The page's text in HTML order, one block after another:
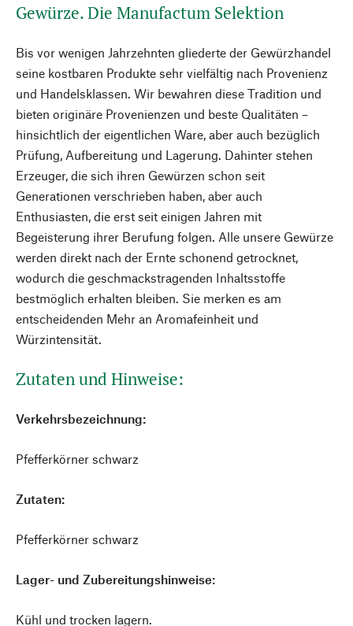
Gewürze. Die Manufactum Selektion
Bis vor wenigen Jahrzehnten gliederte der Gewürzhandel
seine kostbaren Produkte sehr vielfältig nach Provenienz
und Handelsklassen. Wir bewahren diese Tradition und
bieten originäre Provenienzen und beste Qualitäten –
hinsichtlich der eigentlichen Ware, aber auch bezüglich
Prüfung, Aufbereitung und Lagerung. Dahinter stehen
Erzeuger, die sich ihren Gewürzen schon seit
Generationen verschrieben haben, aber auch
Enthusiasten, die erst seit einigen Jahren mit
Begeisterung ihrer Berufung folgen. Alle unsere Gewürze
werden direkt nach der Ernte schonend getrocknet,
wodurch die geschmackstragenden Inhaltsstoffe
bestmöglich erhalten bleiben. Sie merken es am
entscheidenden Mehr an Aromafeinheit und
Würzintensität.
Zutaten und Hinweise:
Verkehrsbezeichnung:
Pfefferkörner schwarz
Zutaten:
Pfefferkörner schwarz
Lager- und Zubereitungshinweise:
Kühl und trocken lagern.